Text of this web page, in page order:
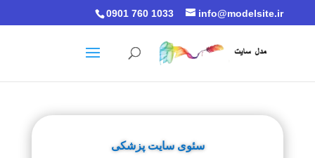
0901 760 1033 info@modelsite.ir
سئوی سایت پزشکی